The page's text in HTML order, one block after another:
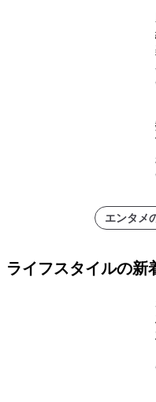
エンタメ
ライフスタイルの新